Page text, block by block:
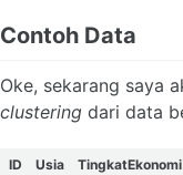
Contoh Data
Oke, sekarang saya
clustering dari data
ID Usia TingkatEkonomi